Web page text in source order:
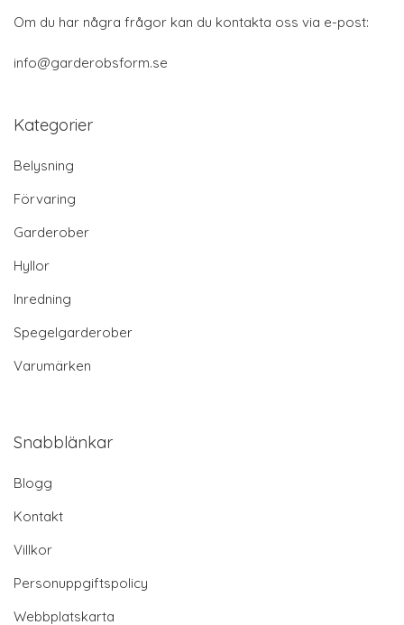
Om du har några frågor kan du kontakta oss via e-post:
info@garderobsform.se
Kategorier
Belysning
Förvaring
Garderober
Hyllor
Inredning
Spegelgarderober
Varumärken
Snabblänkar
Blogg
Kontakt
Villkor
Personuppgiftspolicy
Webbplatskarta